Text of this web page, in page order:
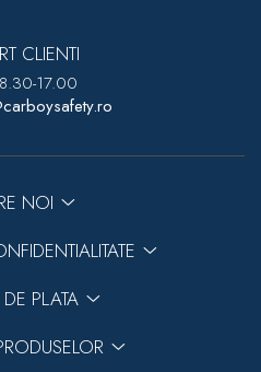
CLIENTI
17.00
NOI
PLATA